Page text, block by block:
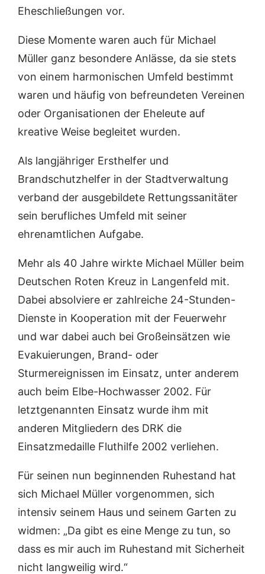
Eheschließungen vor.
Diese Momente waren auch für Michael
Müller ganz besondere Anlässe, da sie stets
von einem harmonischen Umfeld bestimmt
waren und häufig von befreundeten Vereinen
oder Organisationen der Eheleute auf
kreative Weise begleitet wurden.
Als langjähriger Ersthelfer und
Brandschutzhelfer in der Stadtverwaltung
verband der ausgebildete Rettungssanitäter
sein berufliches Umfeld mit seiner
ehrenamtlichen Aufgabe.
Mehr als 40 Jahre wirkte Michael Müller beim
Deutschen Roten Kreuz in Langenfeld mit.
Dabei absolviere er zahlreiche 24-Stunden-
Dienste in Kooperation mit der Feuerwehr
und war dabei auch bei Großeinsätzen wie
Evakuierungen, Brand- oder
Sturmereignissen im Einsatz, unter anderem
auch beim Elbe-Hochwasser 2002. Für
letztgenannten Einsatz wurde ihm mit
anderen Mitgliedern des DRK die
Einsatzmedaille Fluthilfe 2002 verliehen.
Für seinen nun beginnenden Ruhestand hat
sich Michael Müller vorgenommen, sich
intensiv seinem Haus und seinem Garten zu
widmen: „Da gibt es eine Menge zu tun, so
dass es mir auch im Ruhestand mit Sicherheit
nicht langweilig wird.“